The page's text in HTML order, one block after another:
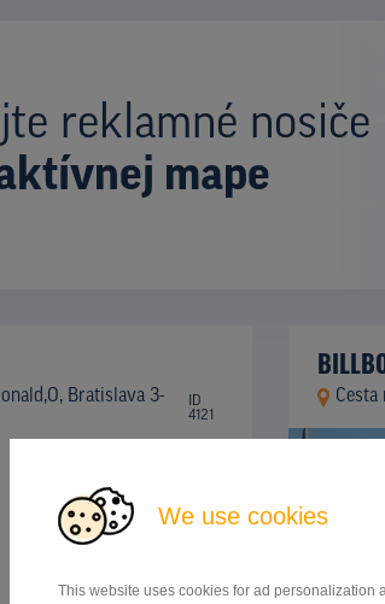
We use cookies
This website uses cookies for ad personalization
reklamné nosiče
mape
Bratislava 3-
ID
4121
Cesta